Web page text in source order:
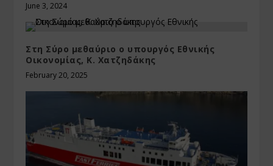
June 3, 2024
Στη Σύρο μεθαύριο ο υπουργός Εθνικής
Οικονομίας, Κ. Χατζηδάκης
February 20, 2025